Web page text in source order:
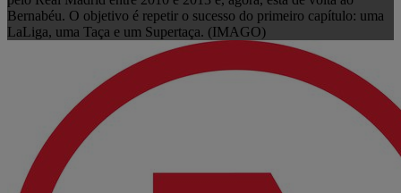
Bernabéu. O objetivo é repetir o sucesso do primeiro capítulo: uma
LaLiga, uma Taça e um Supertaça. (IMAGO)